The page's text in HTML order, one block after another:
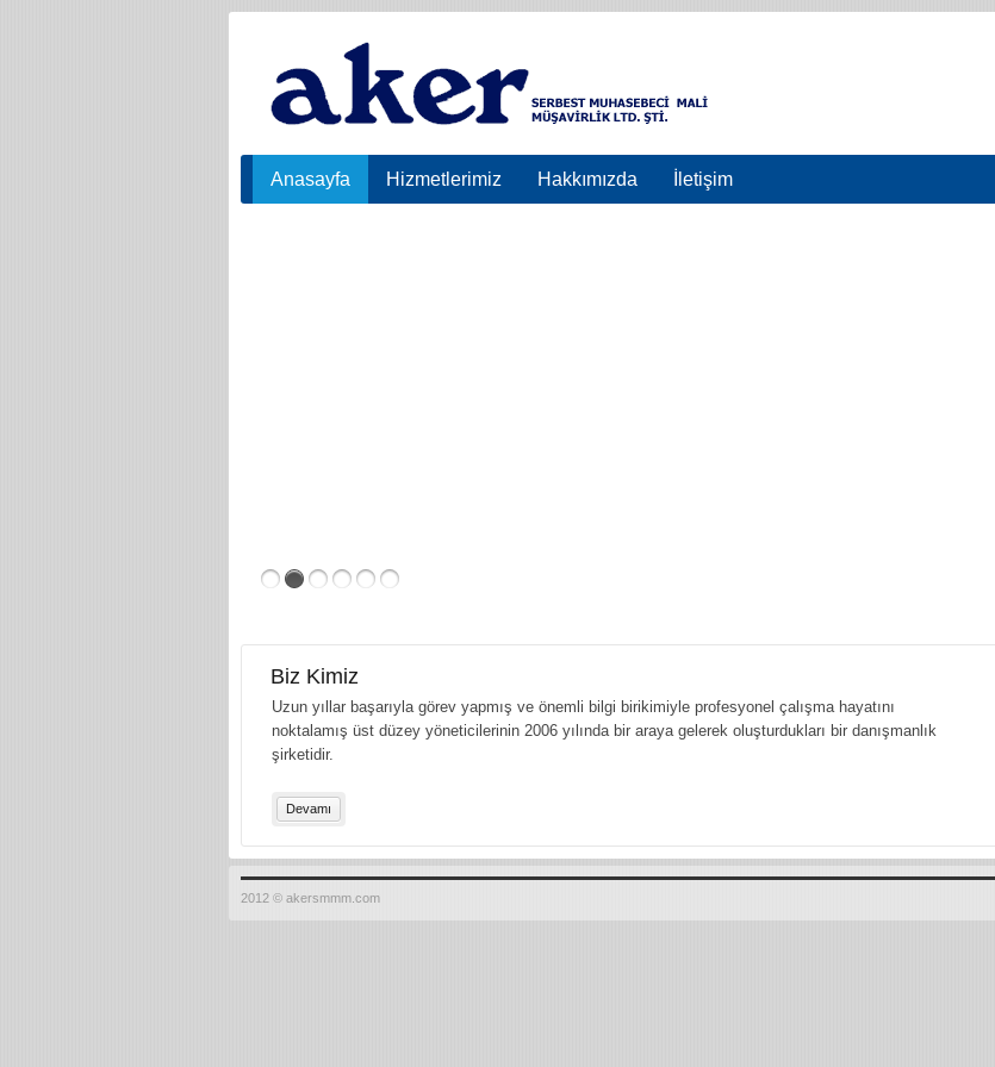
Anasayfa Hizmetlerimiz Hakkımızda İletişim
Biz Kimiz
Uzun yıllar başarıyla görev yapmış ve önemli bilgi birikimiyle profesyonel çalışma hayatını
noktalamış üst düzey yöneticilerinin 2006 yılında bir araya gelerek oluşturdukları bir danışmanlık
şirketidir.
Devamı
2012 © akersmmm.com